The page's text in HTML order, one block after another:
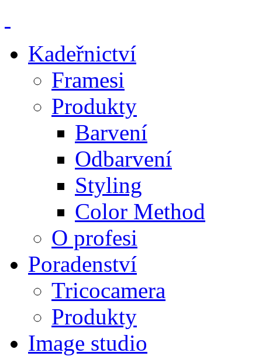
Kadeřnictví
Framesi
Produkty
Barvení
Odbarvení
Styling
Color Method
O profesi
Poradenství
Tricocamera
Produkty
Image studio